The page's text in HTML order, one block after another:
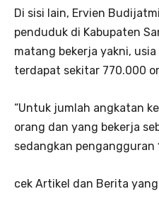
Di sisi lain, Ervien
penduduk di Kabupaten
matang bekerja yakni,
terdapat sekitar 770.000
“Untuk jumlah angkatan
orang dan yang bekerja
sedangkan pengangguran
cek Artikel dan Berita